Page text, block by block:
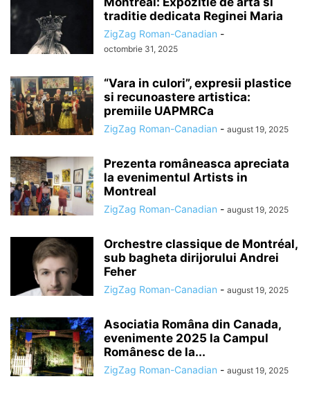
traditie dedicata Reginei Maria
ZigZag Roman-Canadian -
octombrie 31, 2025
“Vara in culori”, expresii plastice
si recunoastere artistica:
premiile UAPMRCa
ZigZag Roman-Canadian - august 19, 2025
Prezenta româneasca apreciata
la evenimentul Artists in
Montreal
ZigZag Roman-Canadian - august 19, 2025
Orchestre classique de Montréal,
sub bagheta dirijorului Andrei
Feher
ZigZag Roman-Canadian - august 19, 2025
Asociatia Româna din Canada,
evenimente 2025 la Campul
Românesc de la...
ZigZag Roman-Canadian - august 19, 2025